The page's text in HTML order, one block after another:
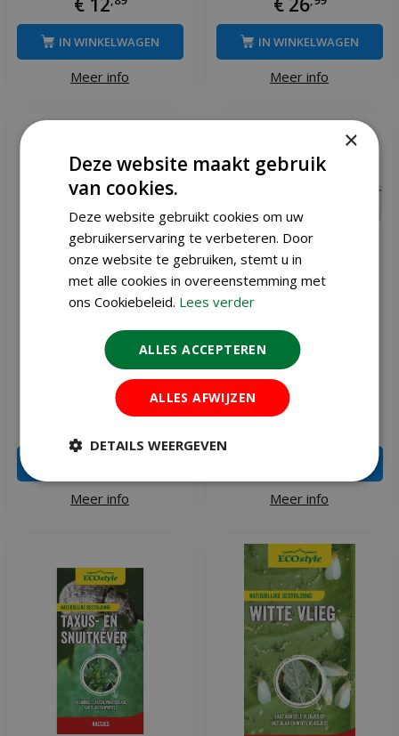
Meer info
IN WINKELWAGEN
Meer info
IN WINKELWAGEN
Ecostyle Aaltjes tegen
larven trips 100 m²
Meer info
Home defense
duivenpinnen 2,5 meter
Meer info
×
Deze website maakt gebruik
van cookies.
Deze website gebruikt cookies om uw
gebruikerservaring te verbeteren. Door
onze website te gebruiken, stemt u in
met alle cookies in overeenstemming met
ons Cookiebeleid. Lees verder
ALLES ACCEPTEREN
ALLES AFWIJZEN
DETAILS WEERGEVEN